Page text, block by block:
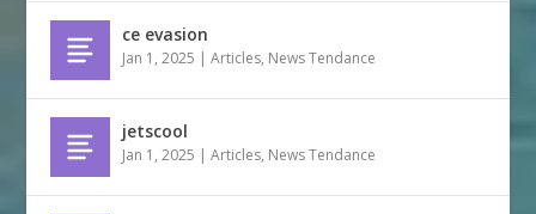
ce evasion
Jan 1, 2025 |Articles, News Tendance
jetscool
Jan 1, 2025 |Articles, News Tendance